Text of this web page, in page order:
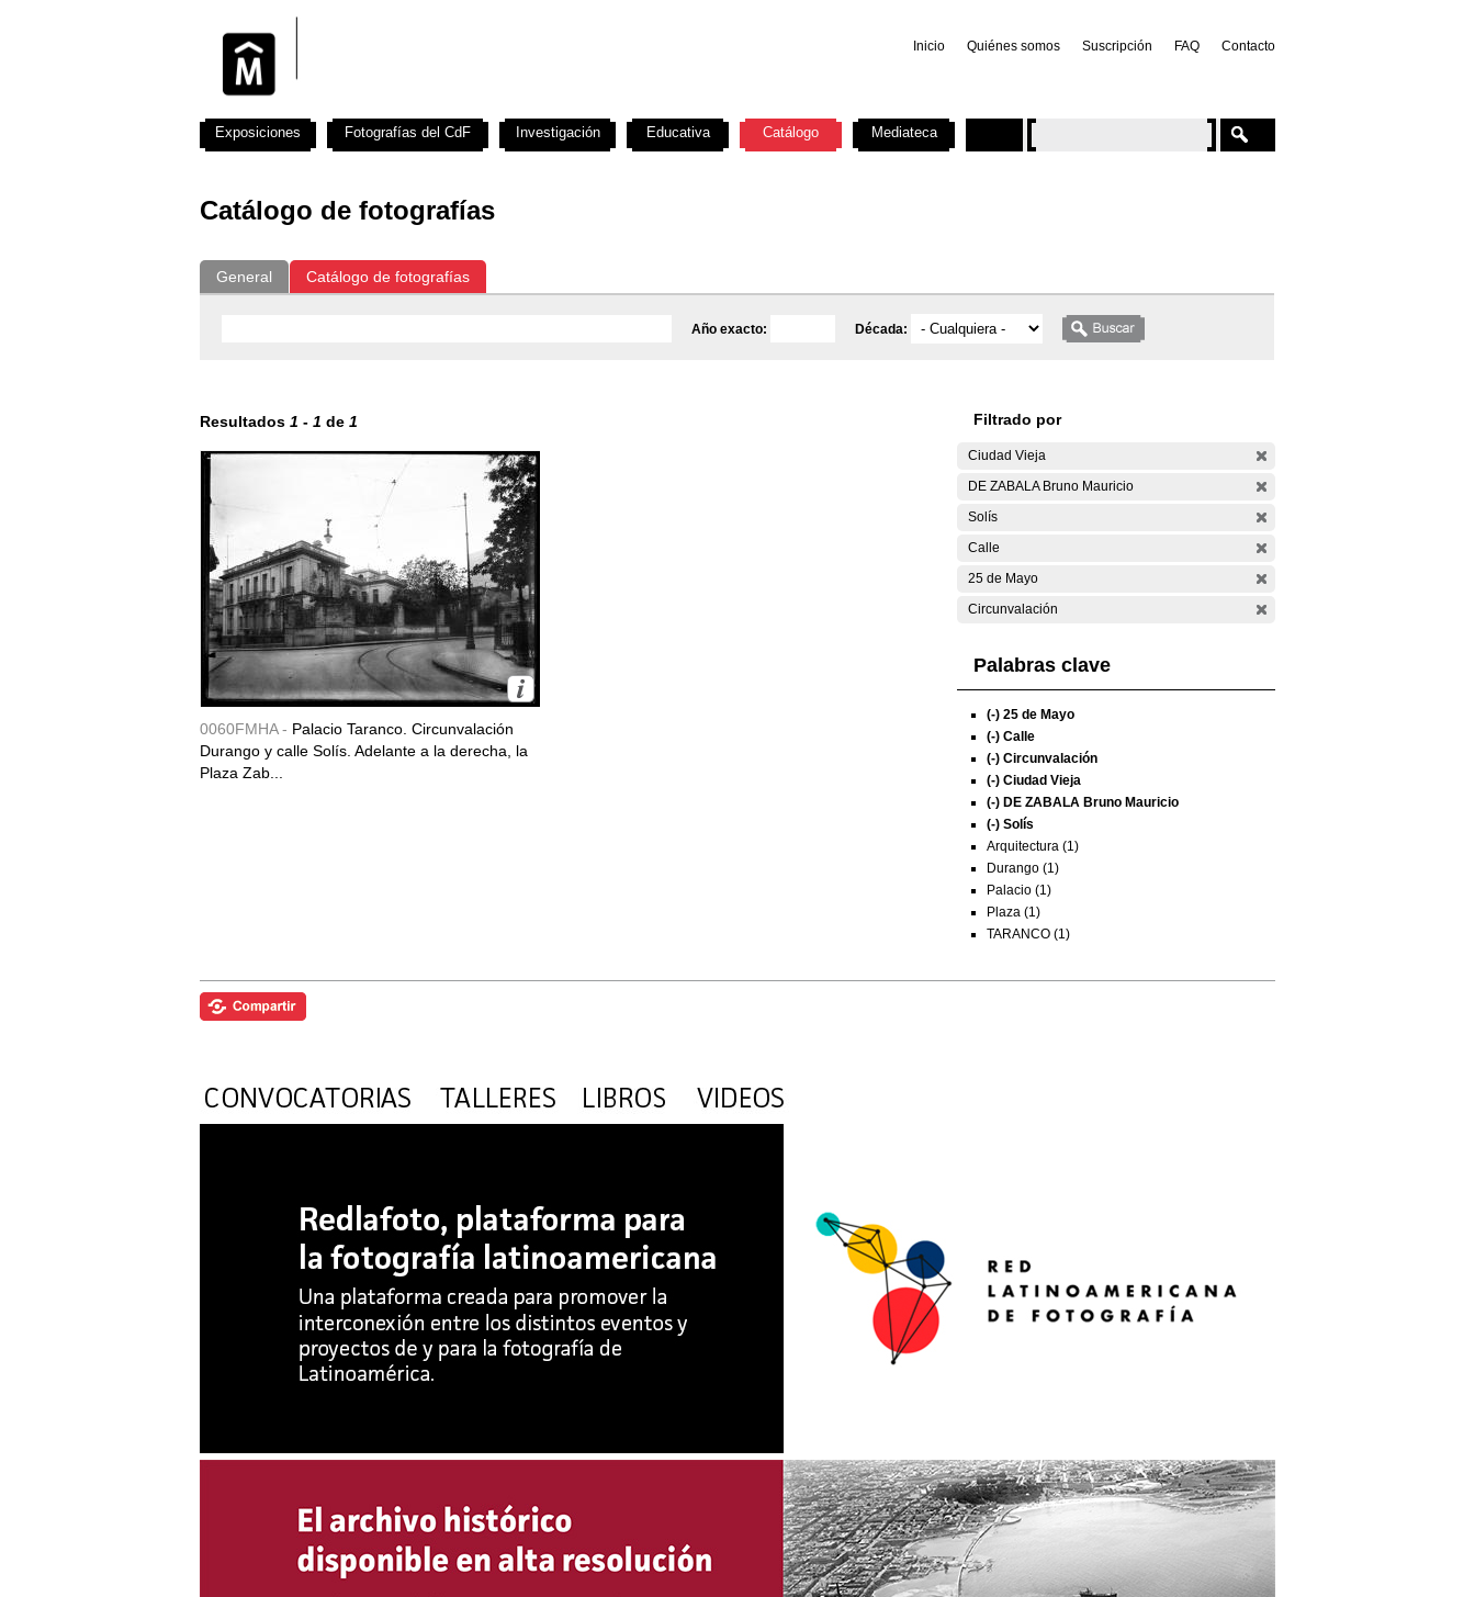
Inicio Quiénes somos Suscripción FAQ Contacto
Catálogo de fotografías
General Catálogo de fotografías
Año exacto: Década:
Resultados 1 - 1 de 1
0060FMHA - Palacio Taranco. Circunvalación
Durango y calle Solís. Adelante a la derecha, la
Plaza Zab...
Filtrado por
Ciudad Vieja
DE ZABALA Bruno Mauricio
Solís
Calle
25 de Mayo
Circunvalación
Palabras clave
(-) 25 de Mayo
(-) Calle
(-) Circunvalación
(-) Ciudad Vieja
(-) DE ZABALA Bruno Mauricio
(-) Solís
Arquitectura (1)
Durango (1)
Palacio (1)
Plaza (1)
TARANCO (1)
Exposiciones Fotografías del CdF Investigación Educativa Catálogo Mediateca